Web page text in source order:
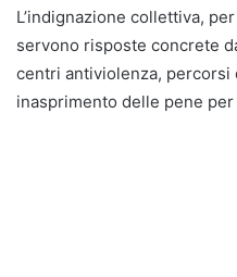
L’indignazione collettiva,
servono risposte concrete
centri antiviolenza,
inasprimento delle pene